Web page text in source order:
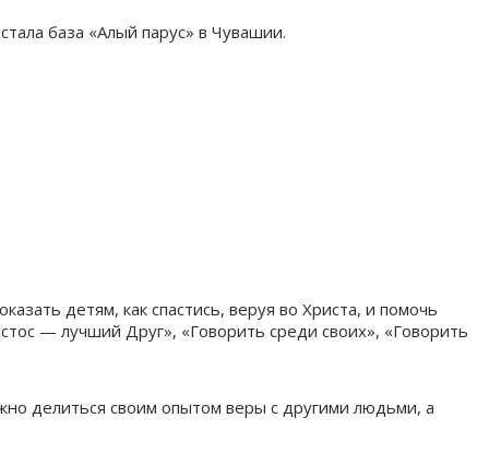
база «Алый парус» в Чувашии.
детям, как спастись, веруя во Христа, и помочь
— лучший Друг», «Говорить среди своих», «Говорить
делиться своим опытом веры с другими людьми, а